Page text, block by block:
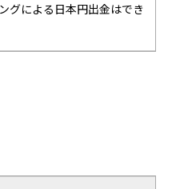
グによる日本円出金はでき